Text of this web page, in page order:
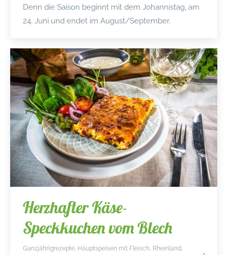
Denn die Saison beginnt mit dem Johannistag, am
24. Juni und endet im August/September.
Herzhafter Käse-
Speckkuchen vom Blech
Ganzjährigrezepte Hauptspeisen mit Fleisch Rheinland